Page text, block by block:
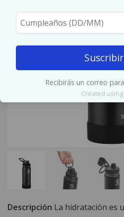
Recibirás un correo
Created
Descripción La hidratación es